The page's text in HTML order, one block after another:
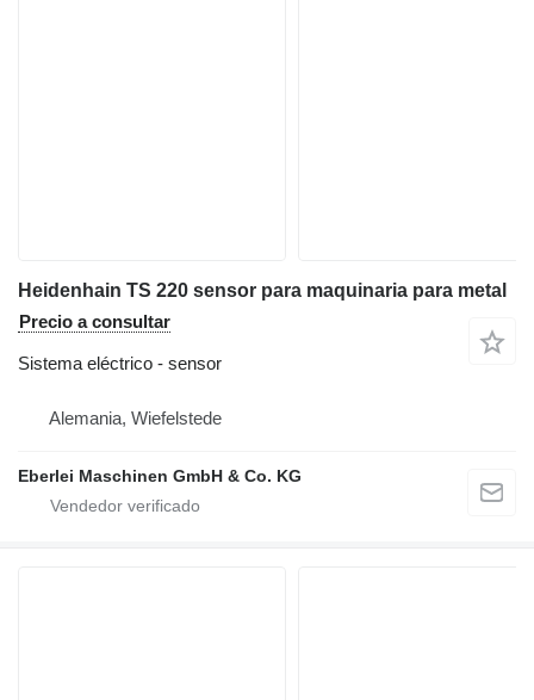
Heidenhain TS 220 sensor para maquinaria para metal
Precio a consultar
Sistema eléctrico - sensor
Alemania, Wiefelstede
Eberlei Maschinen GmbH & Co. KG